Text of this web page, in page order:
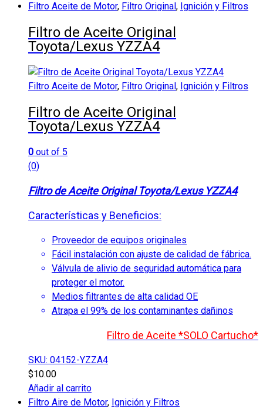
Filtro Aceite de Motor, Filtro Original , Ignición y Filtros
Filtro de Aceite Original
Toyota/Lexus YZZA4
Filtro Aceite de Motor, Filtro Original , Ignición y Filtros
Filtro de Aceite Original
Toyota/Lexus YZZA4
0 out of 5
(0)
Filtro de Aceite Original Toyota/Lexus YZZA4
Características y Beneficios:
Proveedor de equipos originales
Fácil instalación con ajuste de calidad de fábrica.
Válvula de alivio de seguridad automática para
proteger el motor.
Medios filtrantes de alta calidad OE
Atrapa el 99% de los contaminantes dañinos
Filtro de Aceite *SOLO Cartucho*
SKU: 04152-YZZA4
$10.00
Añadir al carrito
Filtro Aire de Motor, Ignición y Filtros